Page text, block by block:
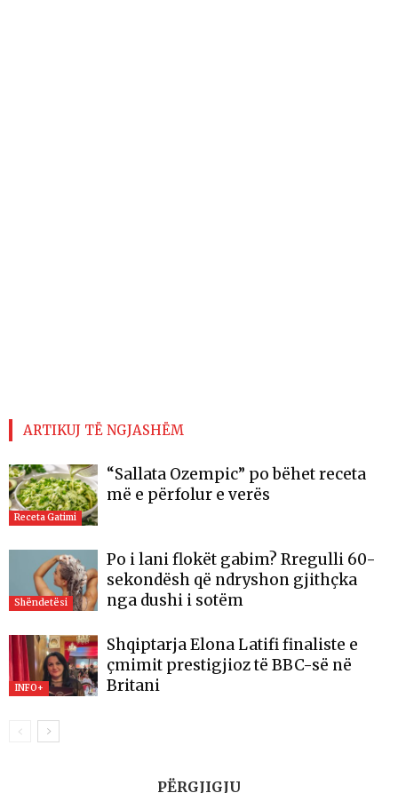
ARTIKUJ TË NGJASHËM
Receta Gatimi
“Sallata Ozempic” po bëhet receta
më e përfolur e verës
Shëndetësi
Po i lani flokët gabim? Rregulli 60-
sekondësh që ndryshon gjithçka
nga dushi i sotëm
INFO+
Shqiptarja Elona Latifi finaliste e
çmimit prestigjioz të BBC-së në
Britani
PËRGJIGJU